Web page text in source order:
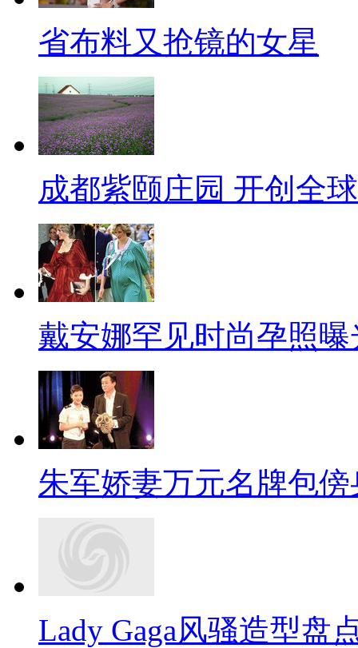
省布料又抢镜的女星
成都紫颐庄园 开创全
戴安娜罕见时尚孕照
朱军娇妻万元名牌包
Lady Gaga风骚造型盘